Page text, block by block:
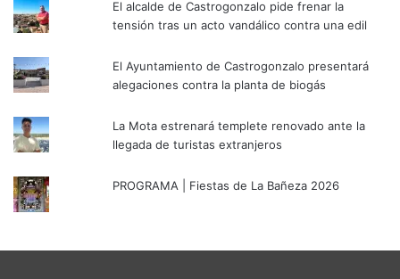
El alcalde de Castrogonzalo pide frenar la
tensión tras un acto vandálico contra una edil
El Ayuntamiento de Castrogonzalo presentará
alegaciones contra la planta de biogás
La Mota estrenará templete renovado ante la
llegada de turistas extranjeros
PROGRAMA | Fiestas de La Bañeza 2026